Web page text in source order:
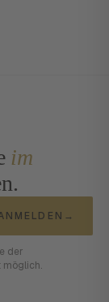
im
→
der
möglich.